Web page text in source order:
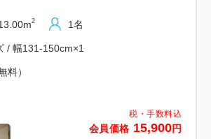
税・手数料込
会員価格 15,900円
2 1名
/ 幅131-150cm×1
料）